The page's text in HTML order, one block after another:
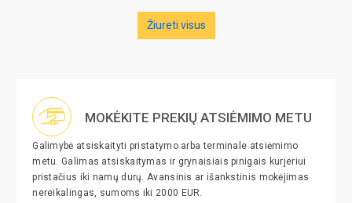
Žiureti visus
MOKĖKITE PREKIŲ ATSIĖMIMO METU
Galimybė atsiskaityti pristatymo arba terminale atsiėmimo
metu. Galimas atsiskaitymas ir grynaisiais pinigais kurjeriui
pristačius iki namų durų. Avansinis ar išankstinis mokėjimas
nereikalingas, sumoms iki 2000 EUR.